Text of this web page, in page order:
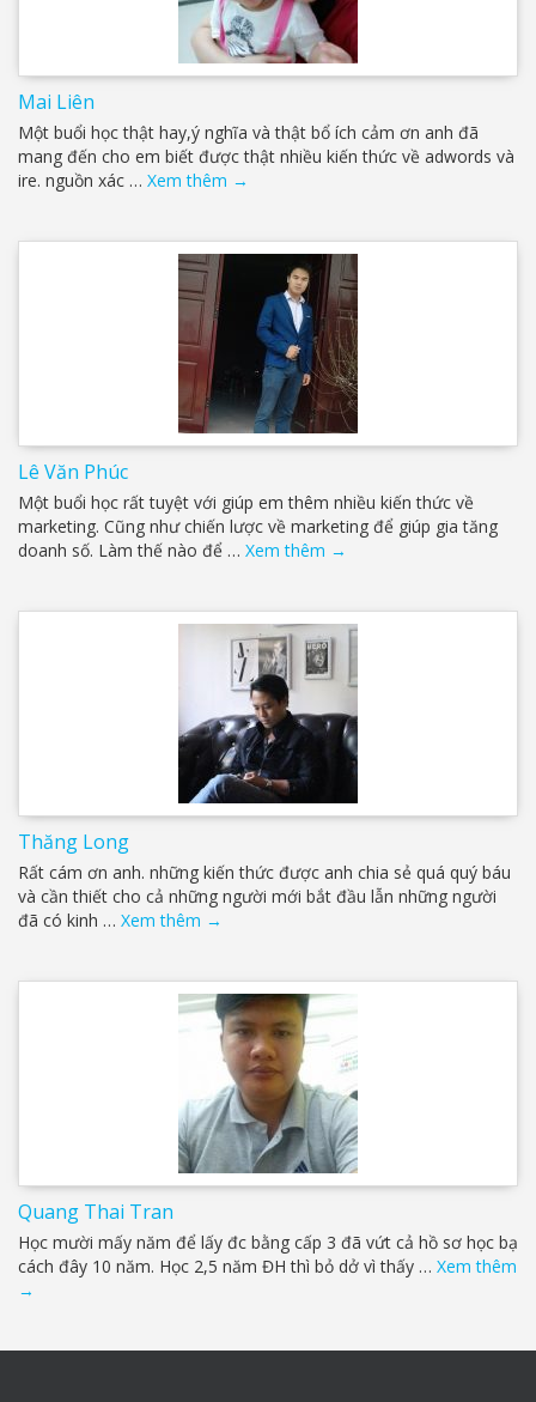
Mai Liên
Một buổi học thật hay,ý nghĩa và thật bổ ích cảm ơn anh đã
mang đến cho em biết được thật nhiều kiến thức về adwords và
ire. nguồn xác … Xem thêm →
Lê Văn Phúc
Một buổi học rất tuyệt với giúp em thêm nhiều kiến thức về
marketing. Cũng như chiến lược về marketing để giúp gia tăng
doanh số. Làm thế nào để … Xem thêm →
Thăng Long
Rất cám ơn anh. những kiến thức được anh chia sẻ quá quý báu
và cần thiết cho cả những người mới bắt đầu lẫn những người
đã có kinh … Xem thêm →
Quang Thai Tran
Học mười mấy năm để lấy đc bằng cấp 3 đã vứt cả hồ sơ học bạ
cách đây 10 năm. Học 2,5 năm ĐH thì bỏ dở vì thấy … Xem thêm
→